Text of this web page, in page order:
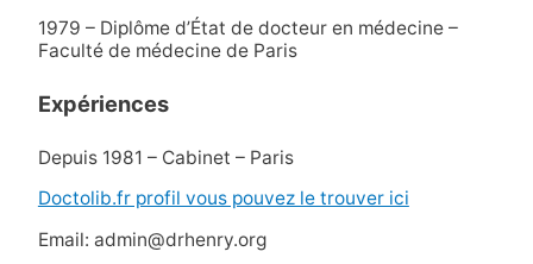
1979 – Diplôme d’État de docteur en médecine –
Faculté de médecine de Paris
Expériences
Depuis 1981 – Cabinet – Paris
Doctolib.fr profil vous pouvez le trouver ici
Email: admin@drhenry.org